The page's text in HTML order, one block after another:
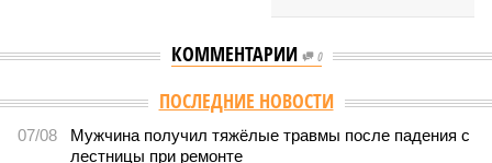
КОММЕНТАРИИ 0
ПОСЛЕДНИЕ НОВОСТИ
07/08
Мужчина получил тяжёлые травмы после падения с
лестницы при ремонте